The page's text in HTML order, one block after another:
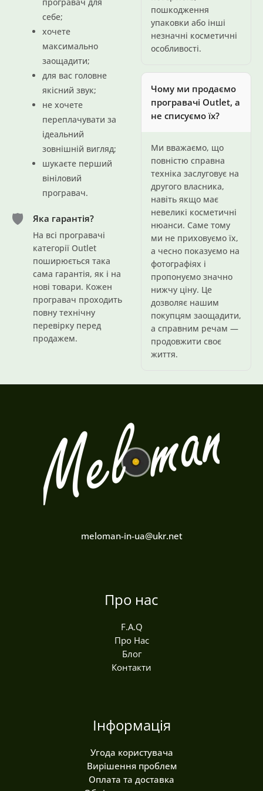
себе;
хочете
максимально
заощадити;
для вас головне
якісний звук;
не хочете
переплачувати за
ідеальний
зовнішній вигляд;
шукаєте перший
вініловий
програвач.
🛡️ Яка гарантія?
На всі програвачі
категорії Outlet
поширюється така
сама гарантія, як і на
нові товари. Кожен
програвач проходить
повну технічну
перевірку перед
продажем.
пошкодження
упаковки або інші
незначні косметичні
особливості.
Чому ми продаємо
програвачі Outlet, а
не списуємо їх?
Ми вважаємо, що
повністю справна
техніка заслуговує на
другого власника,
навіть якщо має
невеликі косметичні
нюанси. Саме тому
ми не приховуємо їх,
а чесно показуємо на
фотографіях і
пропонуємо значно
нижчу ціну. Це
дозволяє нашим
покупцям заощадити,
а справним речам —
продовжити своє
життя.
meloman-in-ua@ukr.net
Про нас
F.A.Q
Про Нас
Блог
Контакти
Інформація
Угода користувача
Вирішення проблем
Оплата та доставка